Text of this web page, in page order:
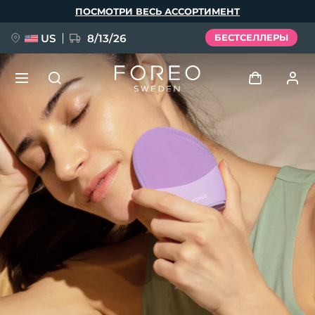
ПОСМОТРИ ВЕСЬ АССОРТИМЕНТ
US 8/13/26 БЕСТСЕЛЛЕРЫ
Профиль пользователя
Мои приборы
Мои заказы
Мои адреса
Мои подписки
НОВИНКА
FAQ™ Pure Beauty-Tech Elixir
BREAKING NEWS
issa™ Teeth Whitening Set
Язык
English Deutsch
Español
Français
Italiano
Português
Svenska
Русский
Türkçe
简体中文 繁體中文